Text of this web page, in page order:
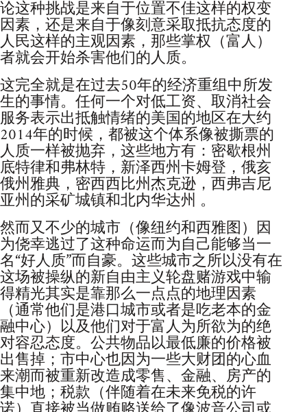
论这种挑战是来自于位置不佳这样的权变
因素，还是来自于像刻意采取抵抗态度的
人民这样的主观因素，那些掌权（富人）
者就会开始杀害他们的人质。
这完全就是在过去50年的经济重组中所发
生的事情。任何一个对低工资、取消社会
服务表示出抵触情绪的美国的地区在大约
2014年的时候，都被这个体系像被撕票的
人质一样被抛弃，这些地方有：密歇根州
底特律和弗林特，新泽西州卡姆登，俄亥
俄州雅典，密西西比州杰克逊，西弗吉尼
亚州的采矿城镇和北内华达州 。
然而又不少的城市（像纽约和西雅图）因
为侥幸逃过了这种命运而为自己能够当一
名“好人质”而自豪。这些城市之所以没有在
这场被操纵的新自由主义轮盘赌游戏中输
得精光其实是靠那么一点点的地理因素
（通常他们是港口城市或者是吃老本的金
融中心）以及他们对于富人为所欲为的绝
对容忍态度。公共物品以最低廉的价格被
出售掉；市中心也因为一些大财团的心血
来潮而被重新改造成零售、金融、房产的
集中地；税款（伴随着在未来免税的许